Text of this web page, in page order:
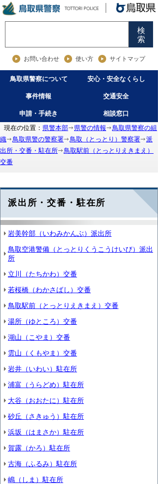
検
索
お問い合わせ 使い方 サイトマップ
鳥取県警察について 安心・安全なくらし
事件情報 交通安全
申請・手続き
相談窓口
現在の位置： 県警本部 県警の情報
鳥取県警察の組
織
鳥取県警の警察署 鳥取（とっとり）警察署
派
出所・交番・駐在所
鳥取駅前（とっとりえきまえ）
交番
派出所・交番・駐在所
岩美幹部（いわみかんぶ）派出所
鳥取空港警備（とっとりくうこうけいび）派出
所
立川（たちかわ）交番
若桜橋（わかさばし）交番
鳥取駅前（とっとりえきまえ）交番
湯所（ゆところ）交番
湖山（こやま）交番
雲山（くもやま）交番
岩井（いわい）駐在所
浦富（うらどめ）駐在所
大谷（おおたに）駐在所
砂丘（さきゅう）駐在所
浜坂（はまさか）駐在所
賀露（かろ）駐在所
古海（ふるみ）駐在所
嶋（しま）駐在所